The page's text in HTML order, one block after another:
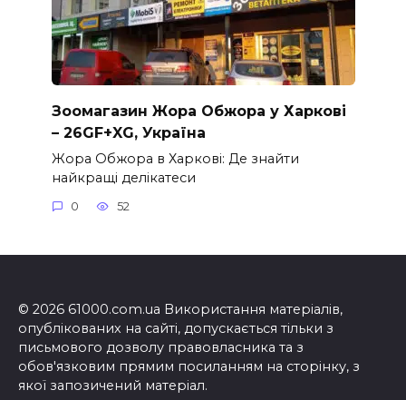
Зоомагазин Жора Обжора у Харкові
– 26GF+XG, Україна
Жора Обжора в Харкові: Де знайти
найкращі делікатеси
0 52
© 2026 61000.com.ua Використання матеріалів,
опублікованих на сайті, допускається тільки з
письмового дозволу правовласника та з
обов'язковим прямим посиланням на сторінку, з
якої запозичений матеріал.